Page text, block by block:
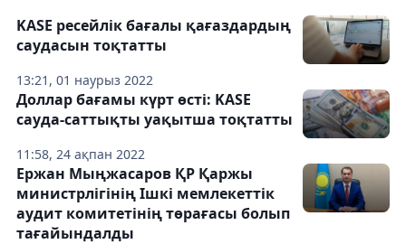
13:21, 01 наурыз 2022
KASE ресейлік бағалы қағаздардың
саудасын тоқтатты
11:58, 24 ақпан 2022
Доллар бағамы күрт өсті: KASE
сауда-саттықты уақытша тоқтатты
Ержан Мыңжасаров ҚР Қаржы
министрлігінің Ішкі мемлекеттік
аудит комитетінің төрағасы болып
тағайындалды